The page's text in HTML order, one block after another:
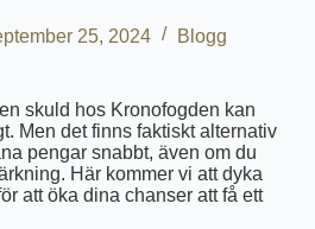
25, 2024 Blogg
skuld hos Kronofogden kan
Men det finns faktiskt alternativ
pengar snabbt, även om du
Här kommer vi att dyka
att öka dina chanser att få ett